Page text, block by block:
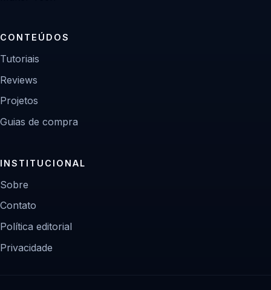
CONTEÚDOS
Tutoriais
Reviews
Projetos
Guias de compra
INSTITUCIONAL
Sobre
Contato
Política editorial
Privacidade